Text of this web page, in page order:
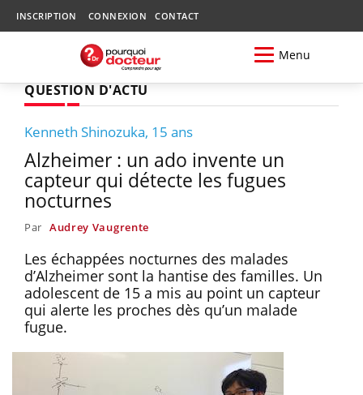
INSCRIPTION CONNEXION CONTACT
Menu
QUESTION D'ACTU
Kenneth Shinozuka, 15 ans
Alzheimer : un ado invente un
capteur qui détecte les fugues
nocturnes
Par Audrey Vaugrente
Les échappées nocturnes des malades
d’Alzheimer sont la hantise des familles. Un
adolescent de 15 a mis au point un capteur
qui alerte les proches dès qu’un malade
fugue.